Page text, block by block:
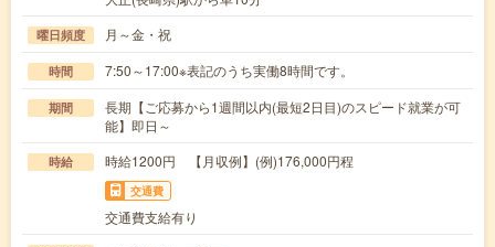
曜日頻度 月～金・祝
時間 7:50～17:00※表記のうち実働8時間です。
期間
長期【ご応募から1週間以内(最短2日目)のスピード就業が可
能】即日～
時給 時給1200円 【月収例】(例)176,000円程
交通費
交通費支給有り